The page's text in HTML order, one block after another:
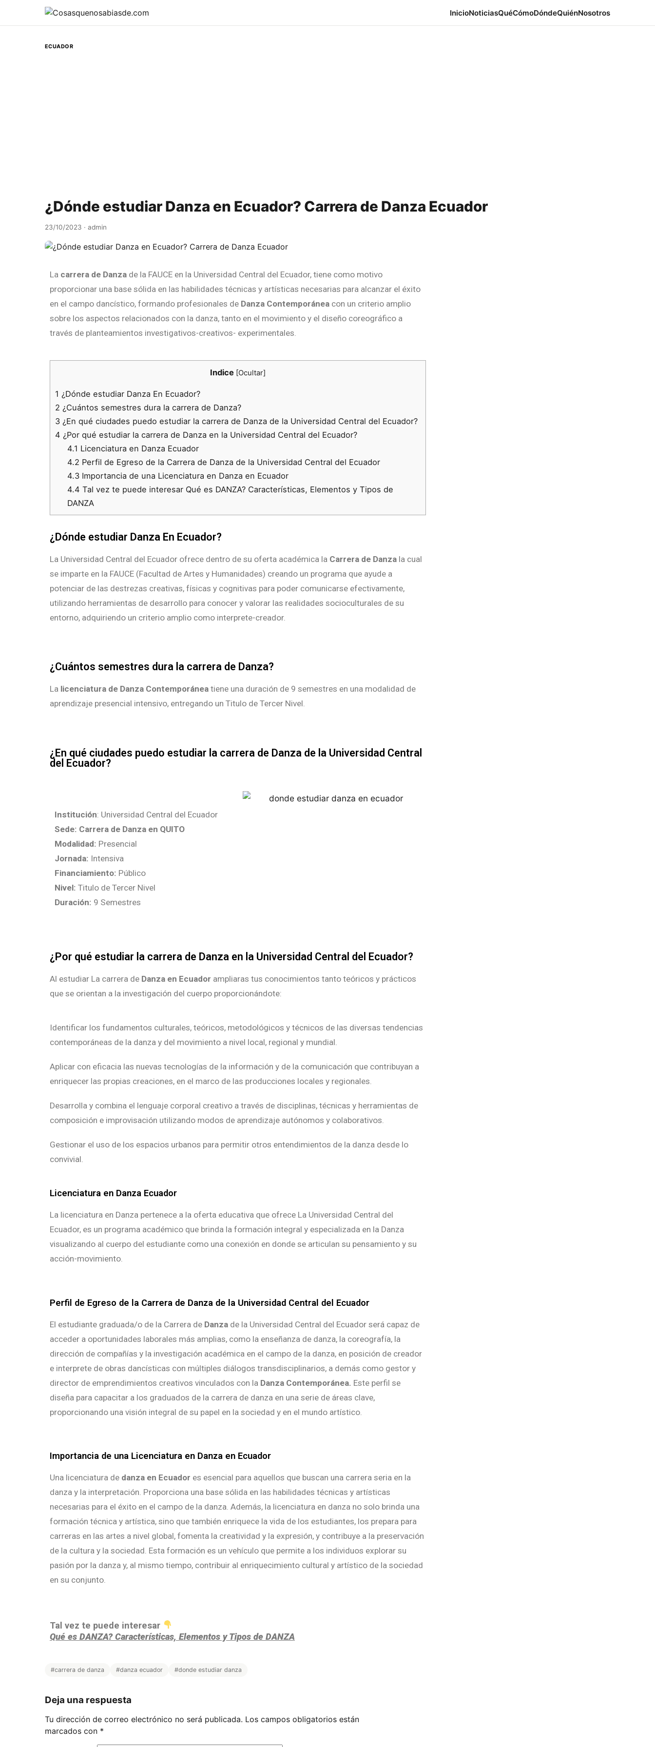
InicioNoticiasQuéCómoDóndeQuiénNosotros
ECUADOR
¿Dónde estudiar Danza en Ecuador? Carrera de Danza Ecuador
23/10/2023 · admin
La carrera de Danza de la FAUCE en la Universidad Central del Ecuador, tiene como motivo
proporcionar una base sólida en las habilidades técnicas y artísticas necesarias para alcanzar el éxito
en el campo dancístico, formando profesionales de Danza Contemporánea con un criterio amplio
sobre los aspectos relacionados con la danza, tanto en el movimiento y el diseño coreográfico a
través de planteamientos investigativos-creativos- experimentales.
Indice [Ocultar]
1 ¿Dónde estudiar Danza En Ecuador?
2 ¿Cuántos semestres dura la carrera de Danza?
3 ¿En qué ciudades puedo estudiar la carrera de Danza de la Universidad Central del Ecuador?
4 ¿Por qué estudiar la carrera de Danza en la Universidad Central del Ecuador?
4.1 Licenciatura en Danza Ecuador
4.2 Perfil de Egreso de la Carrera de Danza de la Universidad Central del Ecuador
4.3Importancia de una Licenciatura en Danza en Ecuador
4.4 Tal vez te puede interesar Qué es DANZA? Características, Elementos y Tipos de
DANZA
¿Dónde estudiar Danza En Ecuador?
La Universidad Central del Ecuador ofrece dentro de su oferta académica la Carrera de Danza la cual
se imparte en la FAUCE (Facultad de Artes y Humanidades) creando un programa que ayude a
potenciar de las destrezas creativas, físicas y cognitivas para poder comunicarse efectivamente,
utilizando herramientas de desarrollo para conocer y valorar las realidades socioculturales de su
entorno, adquiriendo un criterio amplio como interprete-creador.
¿Cuántos semestres dura la carrera de Danza?
La licenciatura de Danza Contemporánea tiene una duración de 9 semestres en una modalidad de
aprendizaje presencial intensivo, entregando un Titulo de Tercer Nivel.
¿En qué ciudades puedo estudiar la carrera de Danza de la Universidad Central
del Ecuador?
Institución: Universidad Central del Ecuador
Sede: Carrera de Danza en QUITO
Modalidad: Presencial
Jornada: Intensiva
Financiamiento: Público
Nivel: Titulo de Tercer Nivel
Duración: 9 Semestres
¿Por qué estudiar la carrera de Danza en la Universidad Central del Ecuador?
Al estudiar La carrera de Danza en Ecuador ampliaras tus conocimientos tanto teóricos y prácticos
que se orientan a la investigación del cuerpo proporcionándote:
Identificar los fundamentos culturales, teóricos, metodológicos y técnicos de las diversas tendencias
contemporáneas de la danza y del movimiento a nivel local, regional y mundial.
Aplicar con eficacia las nuevas tecnologías de la información y de la comunicación que contribuyan a
enriquecer las propias creaciones, en el marco de las producciones locales y regionales.
Desarrolla y combina el lenguaje corporal creativo a través de disciplinas, técnicas y herramientas de
composición e improvisación utilizando modos de aprendizaje autónomos y colaborativos.
Gestionar el uso de los espacios urbanos para permitir otros entendimientos de la danza desde lo
convivial.
Licenciatura en Danza Ecuador
La licenciatura en Danza pertenece a la oferta educativa que ofrece La Universidad Central del
Ecuador, es un programa académico que brinda la formación integral y especializada en la Danza
visualizando al cuerpo del estudiante como una conexión en donde se articulan su pensamiento y su
acción-movimiento.
Perfil de Egreso de la Carrera de Danza de la Universidad Central del Ecuador
El estudiante graduada/o de la Carrera de Danza de la Universidad Central del Ecuador será capaz de
acceder a oportunidades laborales más amplias, como la enseñanza de danza, la coreografía, la
dirección de compañías y la investigación académica en el campo de la danza, en posición de creador
e interprete de obras dancísticas con múltiples diálogos transdisciplinarios, a demás como gestor y
director de emprendimientos creativos vinculados con la Danza Contemporánea. Este perfil se
diseña para capacitar a los graduados de la carrera de danza en una serie de áreas clave,
proporcionando una visión integral de su papel en la sociedad y en el mundo artístico.
Importancia de una Licenciatura en Danza en Ecuador
Una licenciatura de danza en Ecuador es esencial para aquellos que buscan una carrera seria en la
danza y la interpretación. Proporciona una base sólida en las habilidades técnicas y artísticas
necesarias para el éxito en el campo de la danza. Además, la licenciatura en danza no solo brinda una
formación técnica y artística, sino que también enriquece la vida de los estudiantes, los prepara para
carreras en las artes a nivel global, fomenta la creatividad y la expresión, y contribuye a la preservación
de la cultura y la sociedad. Esta formación es un vehículo que permite a los individuos explorar su
pasión por la danza y, al mismo tiempo, contribuir al enriquecimiento cultural y artístico de la sociedad
en su conjunto.
Tal vez te puede interesar
Qué es DANZA? Características, Elementos y Tipos de DANZA
#carrera de danza #danza ecuador #donde estudiar danza
Deja una respuesta
Tu dirección de correo electrónico no será publicada. Los campos obligatorios están
marcados con *